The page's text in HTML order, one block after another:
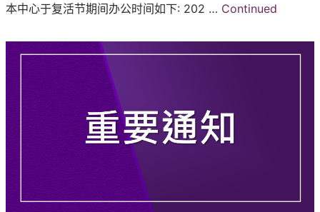
本中心于复活节期间办公时间如下: 202 … Continued